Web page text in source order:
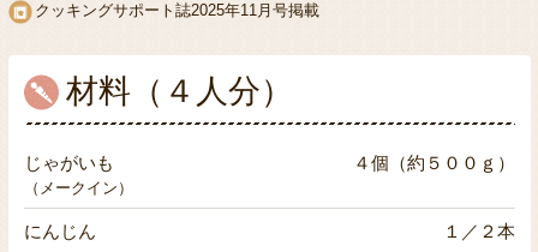
クッキングサポート誌2025年11月号掲載
材料（４人分）
じゃがいも ４個（約５００ｇ）
（メークイン）
にんじん １／２本